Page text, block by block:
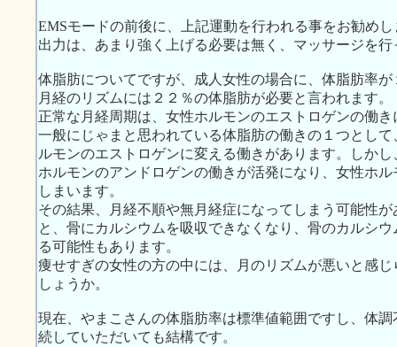
EMSモードの前後に、上記運動を行われる事をお勧めし
出力は、あまり強く上げる必要は無く、マッサージを
体脂肪についてですが、成人女性の場合に、体脂肪率
月経のリズムには２２％の体脂肪が必要と言われます。
正常な月経周期は、女性ホルモンのエストロゲンの働
一般にじゃまと思われている体脂肪の働きの１つとし
ルモンのエストロゲンに変える働きがあります。しか
ホルモンのアンドロゲンの働きが活発になり、女性ホ
しまいます。
その結果、月経不順や無月経症になってしまう可能性
と、骨にカルシウムを吸収できなくなり、骨のカルシ
る可能性もあります。
痩せすぎの女性の方の中には、月のリズムが悪いと感
しょうか。
現在、やまこさんの体脂肪率は標準値範囲ですし、体
続していただいても結構です。